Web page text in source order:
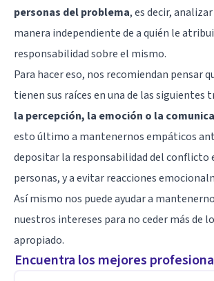
personas del problema, es decir,
manera independiente de a quién le
responsabilidad sobre el mismo.
Para hacer eso, nos recomiendan pensar
tienen sus raíces en una de las siguientes
la percepción, la emoción o la
esto último a mantenernos empáticos
depositar la responsabilidad del conflicto
personas, y a evitar reacciones
Así mismo nos puede ayudar a
nuestros intereses para no ceder más de
apropiado.
Encuentra los mejores